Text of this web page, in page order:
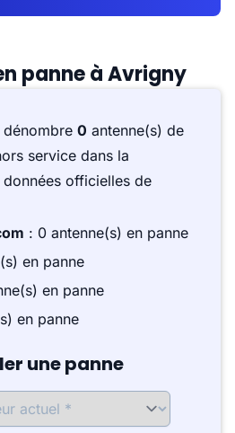
panne à Avrigny
0 antenne(s) de
service dans la
officielles de
: 0 antenne(s) en panne
en panne
en panne
en panne
une panne